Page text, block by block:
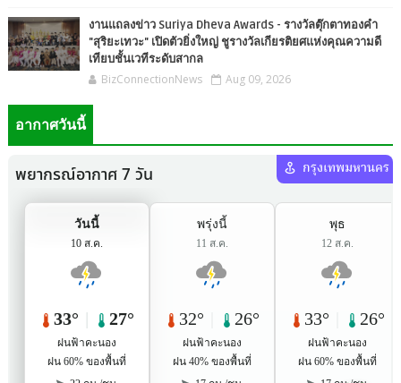
งานแถลงข่าว Suriya Dheva Awards - รางวัลตุ๊กตาทองคำ
"สุริยะเทวะ" เปิดตัวยิ่งใหญ่ ชูรางวัลเกียรติยศแห่งคุณความดี
เทียบชั้นเวทีระดับสากล
BizConnectionNews Aug 09, 2026
อากาศวันนี้